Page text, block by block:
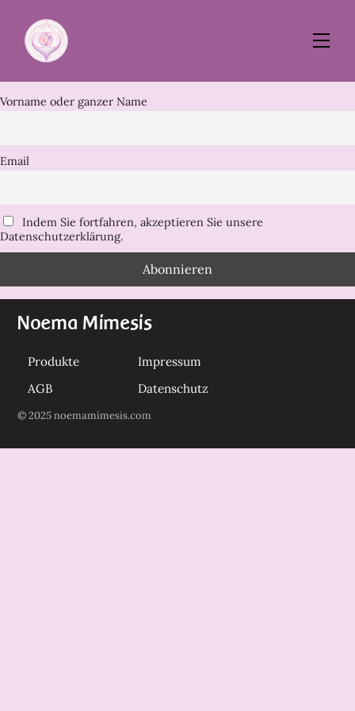
content
Vorname oder ganzer Name
Email
Indem Sie fortfahren, akzeptieren Sie unsere
Datenschutzerklärung.
Noema Mimesis
Produkte
AGB
Impressum
Datenschutz
© 2025 noemamimesis.com